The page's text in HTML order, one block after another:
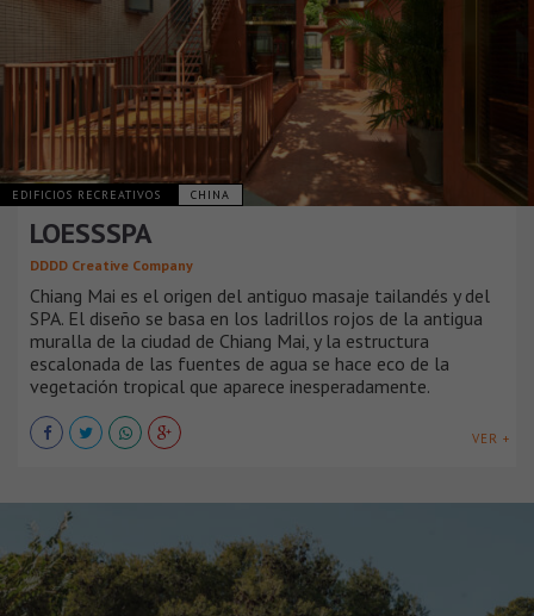
EDIFICIOS RECREATIVOS CHINA
LOESSSPA
DDDD Creative Company
Chiang Mai es el origen del antiguo masaje tailandés y del
SPA. El diseño se basa en los ladrillos rojos de la antigua
muralla de la ciudad de Chiang Mai, y la estructura
escalonada de las fuentes de agua se hace eco de la
vegetación tropical que aparece inesperadamente.
VER +